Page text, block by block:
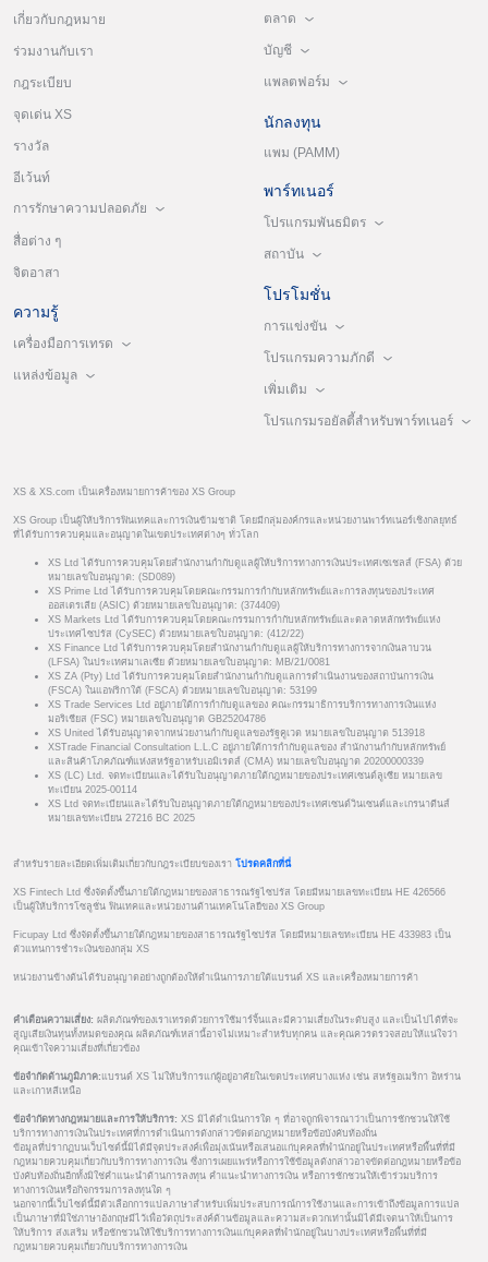
เกี่ยวกับกฎหมาย
ร่วมงานกับเรา
กฎระเบียบ
จุดเด่น XS
รางวัล
อีเว้นท์
การรักษาความปลอดภัย
สื่อต่าง ๆ
จิตอาสา
ความรู้
เครื่องมือการเทรด
แหล่งข้อมูล
ตลาด
บัญชี
แพลตฟอร์ม
นักลงทุน
แพม (PAMM)
พาร์ทเนอร์
โปรแกรมพันธมิตร
สถาบัน
โปรโมชั่น
การแข่งขัน
โปรแกรมความภักดี
เพิ่มเติม
โปรแกรมรอยัลตี้สำหรับพาร์ทเนอร์
XS & XS.com เป็นเครื่องหมายการค้าของ XS Group
XS Group เป็นผู้ให้บริการฟินเทคและการเงินข้ามชาติ โดยมีกลุ่มองค์กรและหน่วยงานพาร์ทเนอร์เชิงกลยุทธ์
ที่ได้รับการควบคุมและอนุญาตในเขตประเทศต่างๆ ทั่วโลก
XS Ltd ได้รับการควบคุมโดยสำนักงานกำกับดูแลผู้ให้บริการทางการเงินประเทศเซเชลส์ (FSA) ด้วย
หมายเลขใบอนุญาต: (SD089)
XS Prime Ltd ได้รับการควบคุมโดยคณะกรรมการกำกับหลักทรัพย์และการลงทุนของประเทศ
ออสเตรเลีย (ASIC) ด้วยหมายเลขใบอนุญาต: (374409)
XS Markets Ltd ได้รับการควบคุมโดยคณะกรรมการกำกับหลักทรัพย์และตลาดหลักทรัพย์แห่ง
ประเทศไซปรัส (CySEC) ด้วยหมายเลขใบอนุญาต: (412/22)
XS Finance Ltd ได้รับการควบคุมโดยสำนักงานกำกับดูแลผู้ให้บริการทางการจากเงินลาบวน
(LFSA) ในประเทศมาเลเซีย ด้วยหมายเลขใบอนุญาต: MB/21/0081
XS ZA (Pty) Ltd ได้รับการควบคุมโดยสำนักงานกำกับดูแลการดำเนินงานของสถาบันการเงิน
(FSCA) ในแอฟริกาใต้ (FSCA) ด้วยหมายเลขใบอนุญาต: 53199
XS Trade Services Ltd อยู่ภายใต้การกำกับดูแลของ คณะกรรมาธิการบริการทางการเงินแห่ง
มอริเชียส (FSC) หมายเลขใบอนุญาต GB25204786
XS United ได้รับอนุญาตจากหน่วยงานกำกับดูแลของรัฐคูเวต หมายเลขใบอนุญาต 513918
XSTrade Financial Consultation L.L.C อยู่ภายใต้การกำกับดูแลของ สำนักงานกำกับหลักทรัพย์
และสินค้าโภคภัณฑ์แห่งสหรัฐอาหรับเอมิเรตส์ (CMA) หมายเลขใบอนุญาต 20200000339
XS (LC) Ltd. จดทะเบียนและได้รับใบอนุญาตภายใต้กฎหมายของประเทศเซนต์ลูเซีย หมายเลข
ทะเบียน 2025-00114
XS Ltd จดทะเบียนและได้รับใบอนุญาตภายใต้กฎหมายของประเทศเซนต์วินเซนต์และเกรนาดีนส์
หมายเลขทะเบียน 27216 BC 2025
สำหรับรายละเอียดเพิ่มเติมเกี่ยวกับกฎระเบียบของเรา โปรดคลิกที่นี่
XS Fintech Ltd ซึ่งจัดตั้งขึ้นภายใต้กฎหมายของสาธารณรัฐไซปรัส โดยมีหมายเลขทะเบียน HE 426566
เป็นผู้ให้บริการโซลูชั่น ฟินเทคและหน่วยงานด้านเทคโนโลยีของ XS Group
Ficupay Ltd ซึ่งจัดตั้งขึ้นภายใต้กฎหมายของสาธารณรัฐไซปรัส โดยมีหมายเลขทะเบียน HE 433983 เป็น
ตัวแทนการชำระเงินของกลุ่ม XS
หน่วยงานข้างต้นได้รับอนุญาตอย่างถูกต้องให้ดำเนินการภายใต้แบรนด์ XS และเครื่องหมายการค้า
คำเตือนความเสี่ยง: ผลิตภัณฑ์ของเราเทรดด้วยการใช้มาร์จิ้นและมีความเสี่ยงในระดับสูง และเป็นไปได้ที่จะ
สูญเสียเงินทุนทั้งหมดของคุณ ผลิตภัณฑ์เหล่านี้อาจไม่เหมาะสำหรับทุกคน และคุณควรตรวจสอบให้แน่ใจว่า
คุณเข้าใจความเสี่ยงที่เกี่ยวข้อง
ข้อจำกัดด้านภูมิภาค: แบรนด์ XS ไม่ให้บริการแก่ผู้อยู่อาศัยในเขตประเทศบางแห่ง เช่น สหรัฐอเมริกา อิหร่าน
และเกาหลีเหนือ
ข้อจำกัดทางกฎหมายและการให้บริการ: XS มิได้ดำเนินการใด ๆ ที่อาจถูกพิจารณาว่าเป็นการชักชวนให้ใช้
บริการทางการเงินในประเทศที่การดำเนินการดังกล่าวขัดต่อกฎหมายหรือข้อบังคับท้องถิ่น
ข้อมูลที่ปรากฏบนเว็บไซต์นี้มิได้มีจุดประสงค์เพื่อมุ่งเน้นหรือเสนอแก่บุคคลที่พำนักอยู่ในประเทศหรือพื้นที่ที่มี
กฎหมายควบคุมเกี่ยวกับบริการทางการเงิน ซึ่งการเผยแพร่หรือการใช้ข้อมูลดังกล่าวอาจขัดต่อกฎหมายหรือข้อ
บังคับท้องถิ่นอีกทั้งมิใช่คำแนะนำด้านการลงทุน คำแนะนำทางการเงิน หรือการชักชวนให้เข้าร่วมบริการ
ทางการเงินหรือกิจกรรมการลงทุนใด ๆ
นอกจากนี้เว็บไซต์นี้มีตัวเลือกการแปลภาษาสำหรับเพิ่มประสบการณ์การใช้งานและการเข้าถึงข้อมูลการแปล
เป็นภาษาที่มิใช่ภาษาอังกฤษมีไว้เพื่อวัตถุประสงค์ด้านข้อมูลและความสะดวกเท่านั้นมิได้มีเจตนาให้เป็นการ
ให้บริการ ส่งเสริม หรือชักชวนให้ใช้บริการทางการเงินแก่บุคคลที่พำนักอยู่ในบางประเทศหรือพื้นที่ที่มี
กฎหมายควบคุมเกี่ยวกับบริการทางการเงิน